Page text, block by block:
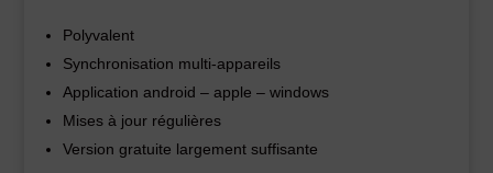
Polyvalent
Synchronisation multi-appareils
Application android – apple – windows
Mises à jour régulières
Version gratuite largement suffisante